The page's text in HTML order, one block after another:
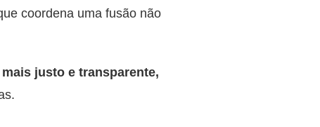
coordena uma fusão não
justo e transparente,